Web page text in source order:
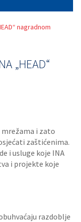
nagradnom
„HEAD“
i zato
zaštićenima.
i usluge koje INA
i projekte koje
razdoblje